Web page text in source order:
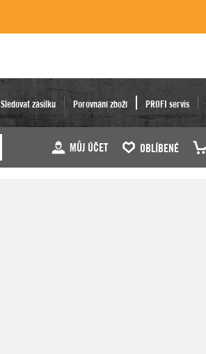
Sledovat zásilku Porovnání zboží PROFI servis
MŮJ ÚČET OBLÍBENÉ